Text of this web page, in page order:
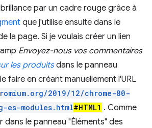
par un cadre rouge grâce à
que j'utilise ensuite dans le
la page. Si je voulais créer un lien
Envoyez-nous vos commentaires
les produitsdans le panneau
faire en créant manuellement l'URL
2019/12/chrome-80-
es-modules.html#HTML1 . Comme
dans le panneau "Éléments" des